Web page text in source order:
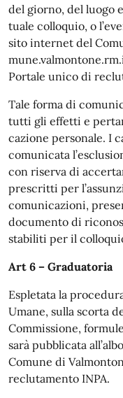
del giorno, del luogo
tuale colloquio, o
sito internet del
Portale unico di
Tale forma di
tutti gli effetti e
cazione personale. I
comunicata
con riserva di
prescritti per
comunicazioni,
documento di
stabiliti per il
Art 6 – Graduatoria
Espletata la
Umane, sulla scorta
Commissione,
sarà pubblicata
Comune di
reclutamento INPA.